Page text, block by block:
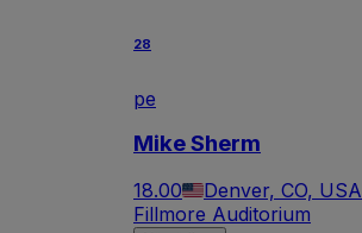
28
pe
Mike Sherm
18.00 Denver, CO, USA
Fillmore Auditorium